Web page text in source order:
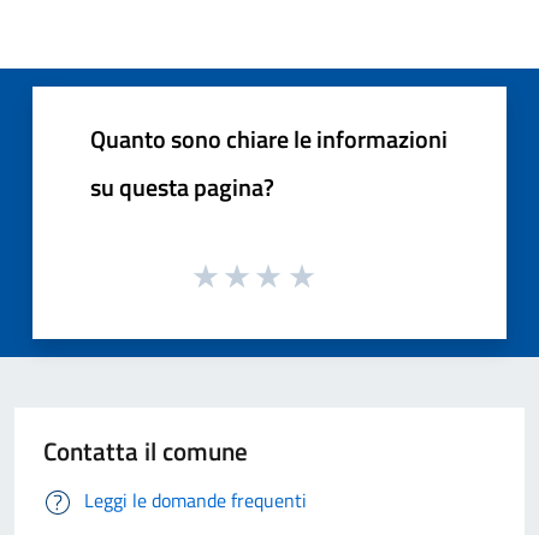
Quanto sono chiare le informazioni
su questa pagina?
Contatta il comune
Leggi le domande frequenti